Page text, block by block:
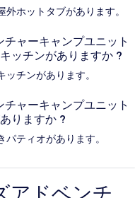
ホットタブがあります。
ャーキャンプユニット
ッチンがありますか ?
チンがあります。
ャーキャンプユニット
りますか ?
ティオがあります。